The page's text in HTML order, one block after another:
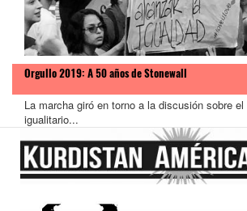
Orgullo 2019: A 50 años de Stonewall
La marcha giró en torno a la discusión sobre
igualitario...